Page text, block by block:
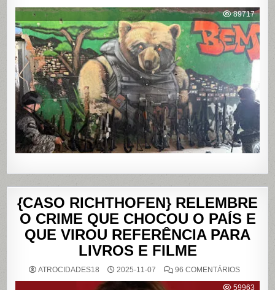
POLICIAL
DEIXA
121
MORTOS
NOS
DO
ALEMÃO
PENHA,
NO
RIO
89717
{CASO RICHTHOFEN} RELEMBRE
O CRIME QUE CHOCOU O PAÍS E
QUE VIROU REFERÊNCIA PARA
LIVROS E FILME
ATROCIDADES18 2025-11-07 96 COMENTÁRIOSEM
59963